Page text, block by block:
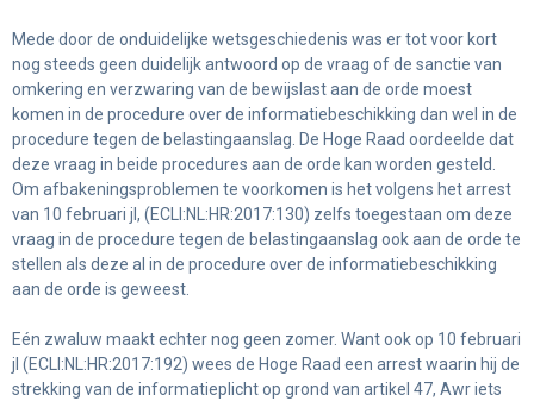
Mede door de onduidelijke wetsgeschiedenis was er tot voor kort
nog steeds geen duidelijk antwoord op de vraag of de sanctie van
omkering en verzwaring van de bewijslast aan de orde moest
komen in de procedure over de informatiebeschikking dan wel in de
procedure tegen de belastingaanslag. De Hoge Raad oordeelde dat
deze vraag in beide procedures aan de orde kan worden gesteld.
Om afbakeningsproblemen te voorkomen is het volgens het arrest
van 10 februari jl, (ECLI:NL:HR:2017:130) zelfs toegestaan om deze
vraag in de procedure tegen de belastingaanslag ook aan de orde te
stellen als deze al in de procedure over de informatiebeschikking
aan de orde is geweest.
Eén zwaluw maakt echter nog geen zomer. Want ook op 10 februari
jl (ECLI:NL:HR:2017:192) wees de Hoge Raad een arrest waarin hij de
strekking van de informatieplicht op grond van artikel 47, Awr iets